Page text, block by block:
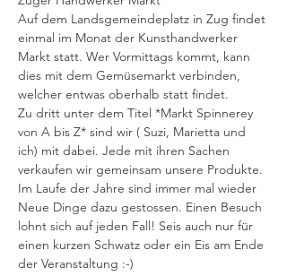
Auf dem Landsgemeindeplatz in Zug findet
einmal im Monat der Kunsthandwerker
Markt statt. Wer Vormittags kommt, kann
dies mit dem Gemüsemarkt verbinden,
welcher entwas oberhalb statt findet.
Zu dritt unter dem Titel *Markt Spinnerey
von A bis Z* sind wir ( Suzi, Marietta und
ich) mit dabei. Jede mit ihren Sachen
verkaufen wir gemeinsam unsere Produkte.
Im Laufe der Jahre sind immer mal wieder
Neue Dinge dazu gestossen. Einen Besuch
lohnt sich auf jeden Fall! Seis auch nur für
einen kurzen Schwatz oder ein Eis am Ende
der Veranstaltung :-)